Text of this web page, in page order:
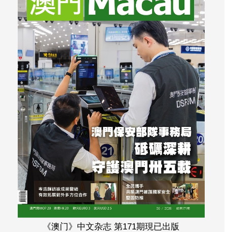
《澳门》中文杂志 第171期現已出版